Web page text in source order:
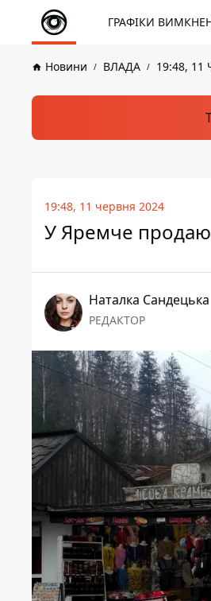
ГРАФІКИ
Новини ВЛАДА 19:48, 11
19:48, 11 червня 2024
У Яремче
Наталка Сандецька
РЕДАКТОР